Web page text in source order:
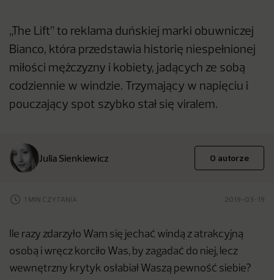
„The Lift” to reklama duńskiej marki obuwniczej
Bianco, która przedstawia historię niespełnionej
miłości mężczyzny i kobiety, jadących ze sobą
codziennie w windzie. Trzymający w napięciu i
pouczający spot szybko stał się viralem.
Julia Sienkiewicz O autorze
1 MIN CZYTANIA 2019-03-19
Ile razy zdarzyło Wam się jechać windą z atrakcyjną
osobą i wręcz korciło Was, by zagadać do niej, lecz
wewnętrzny krytyk osłabiał Waszą pewność siebie?